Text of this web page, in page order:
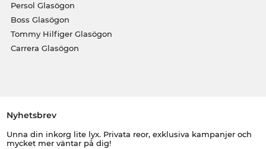
Persol Glasögon
Boss Glasögon
Tommy Hilfiger Glasögon
Carrera Glasögon
Nyhetsbrev
Unna din inkorg lite lyx. Privata reor, exklusiva kampanjer och
mycket mer väntar på dig!